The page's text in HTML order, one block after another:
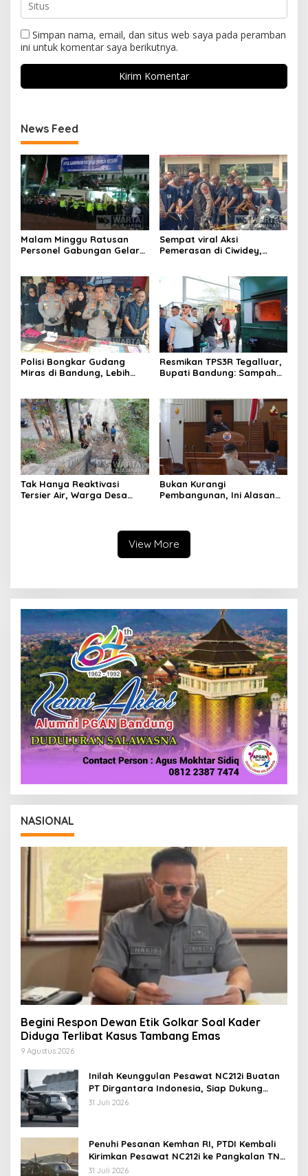
Simpan nama, email, dan situs web saya pada peramban
ini untuk komentar saya berikutnya.
News Feed
Malam Minggu Ratusan
Personel Gabungan Gelar
Sempat viral Aksi
Pemerasan di Ciwidey,
Polisi Bongkar Gudang
Miras di Bandung, Lebih
Resmikan TPS3R Tegalluar,
Bupati Bandung: Sampah
Tak Hanya Reaktivasi
Tersier Air, Warga Desa
Bukan Kurangi
Pembangunan, Ini Alasan
View More
NASIONAL
Begini Respon Dewan Etik Golkar Soal Kader
Diduga Terlibat Kasus Tambang Emas
9 Agustus 2026
Inilah Keunggulan Pesawat NC212i Buatan
PT Dirgantara Indonesia, Siap Dukung
Berbagai Operasi TNI
31 Juli 2026
Penuhi Pesanan Kemhan RI, PTDI Kembali
Kirimkan Pesawat NC212i ke Pangkalan TNI
AU
31 Juli 2026